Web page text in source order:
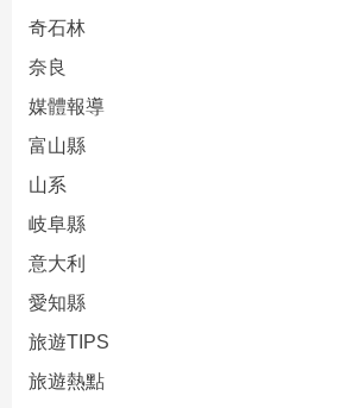
奇石林
奈良
媒體報導
富山縣
山系
岐阜縣
意大利
愛知縣
旅遊TIPS
旅遊熱點